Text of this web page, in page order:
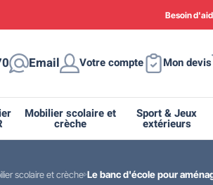
Besoin
Email Votre compte Mon devis
Mobilier scolaire et
crèche
Sport & Jeux
extérieurs
scolaire et crèche Le banc d'école pour